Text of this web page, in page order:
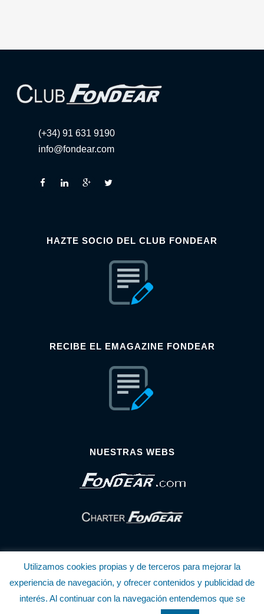
(+34) 91 631 9190
info@fondear.com
HAZTE SOCIO DEL CLUB FONDEAR
RECIBE EL EMAGAZINE FONDEAR
NUESTRAS WEBS
© Copyright Fondear, S.L.
Utilizamos cookies propias y de terceros para mejorar la
experiencia de navegación, y ofrecer contenidos y publicidad de
interés. Al continuar con la navegación entendemos que se